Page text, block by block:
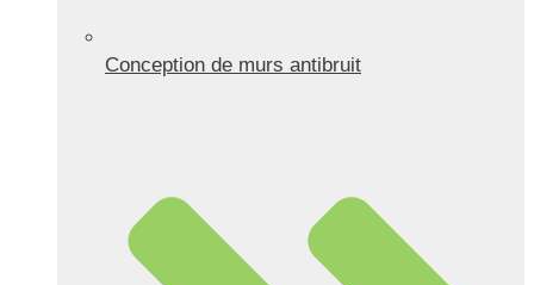
Conception de murs antibruit